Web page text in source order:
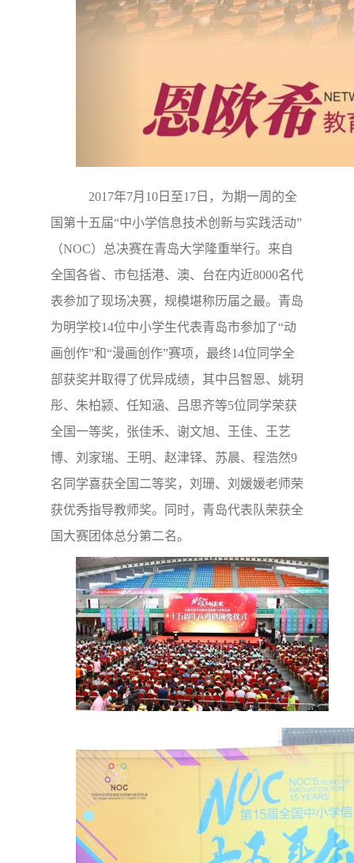
2017年7月10日至17日，为期一周的全
国第十五届“中小学信息技术创新与实践活动”
（NOC）总决赛在青岛大学隆重举行。来自
全国各省、市包括港、澳、台在内近8000名代
表参加了现场决赛，规模堪称历届之最。青岛
为明学校14位中小学生代表青岛市参加了“动
画创作”和“漫画创作”赛项，最终14位同学全
部获奖并取得了优异成绩，其中吕智恩、姚玥
彤、朱柏颍、任知涵、吕思齐等5位同学荣获
全国一等奖，张佳禾、谢文旭、王佳、王艺
博、刘家瑞、王明、赵津铎、苏晨、程浩然9
名同学喜获全国二等奖，刘珊、刘媛媛老师荣
获优秀指导教师奖。同时，青岛代表队荣获全
国大赛团体总分第二名。